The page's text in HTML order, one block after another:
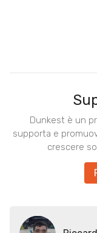
Dunkest è un
supporta e
crescere